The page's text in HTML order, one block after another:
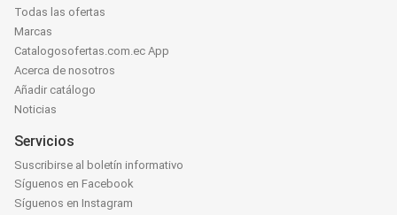
Todas las ofertas
Marcas
Catalogosofertas.com.ec App
Acerca de nosotros
Añadir catálogo
Noticias
Servicios
Suscribirse al boletín informativo
Síguenos en Facebook
Síguenos en Instagram